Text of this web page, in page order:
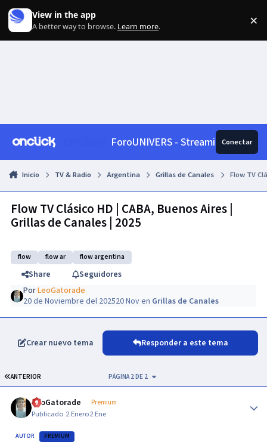
Skip to content
View in the app
A better way to browse. Learn more. ×
ForoUNIVERS - Streaming, News,
Conectar
Inicio TV & Radio Argentina Grillas de Canales Flow TV
Flow TV Clásico HD | CABA, Buenos Aires |
Grillas de Canales | 2025
flow flow ar flow argentina
Share
Seguidores
PorLeoGatorade
20 de Noviembre del 202520 Noven Grillas de Canales
Crear nuevo tema Responder a este tema
PRIMERA PÁGINA
ANTERIOR PÁGINA 2 DE 2
LeoGatorade Premium
Publicado 2 Enero2 Ene
AUTOR PREMIUM